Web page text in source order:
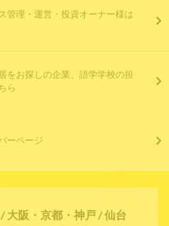
大阪・京都・神戸 / 仙台
管理・運営・投資オーナー様は
をお探しの企業、語学学校の担
ら
ーページ